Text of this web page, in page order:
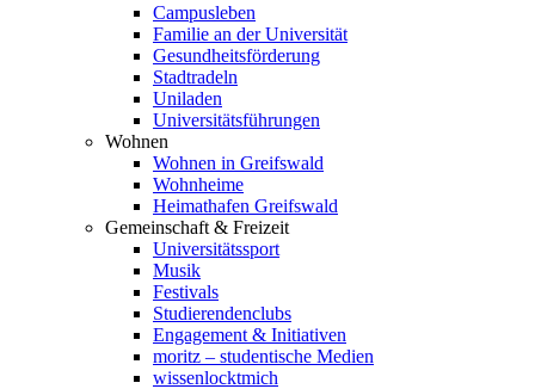
Campusleben
Familie an der Universität
Gesundheitsförderung
Stadtradeln
Uniladen
Universitätsführungen
Wohnen
Wohnen in Greifswald
Wohnheime
Heimathafen Greifswald
Gemeinschaft & Freizeit
Universitätssport
Musik
Festivals
Studierendenclubs
Engagement & Initiativen
moritz – studentische Medien
wissenlocktmich